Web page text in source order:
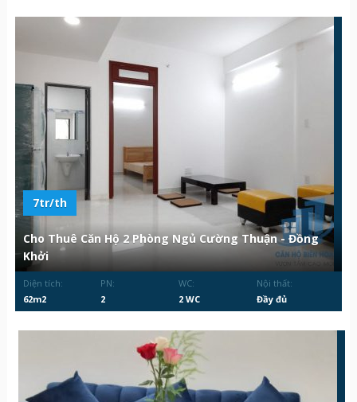
7tr/th
Cho Thuê Căn Hộ 2 Phòng Ngủ Cường Thuận - Đồng
Khởi
Diện tích:
62m2
PN:
2
WC:
2 WC
Nội thất:
Đầy đủ